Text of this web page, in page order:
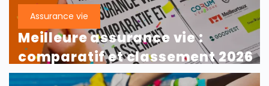
Assurance vie
Meilleure assurance vie :
comparatif et classement 2026